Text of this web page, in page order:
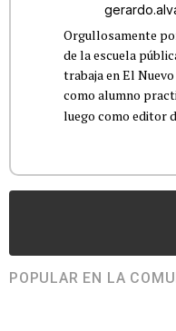
Orgullosamente
de la escuela
trabaja en El
como alumno
luego como editor
POPULAR EN LA